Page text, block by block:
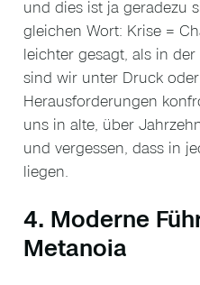
und dies ist ja geradezu
gleichen Wort: Krise =
leichter gesagt, als in
sind wir unter Druck
Herausforderungen
uns in alte, über
und vergessen, dass in
liegen.
4. Moderne
Metanoia